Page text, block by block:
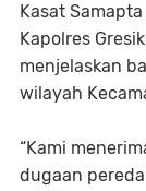
Kasat
Kapolres
menjelaskan
wilayah
“Kami
dugaan